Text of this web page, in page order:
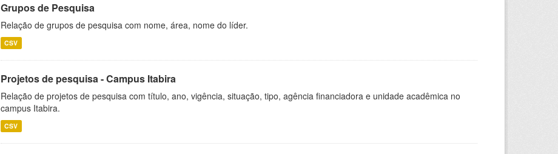
Grupos de Pesquisa
Relação de grupos de pesquisa com nome, área, nome do líder.
CSV
Projetos de pesquisa - Campus Itabira
Relação de projetos de pesquisa com título, ano, vigência, situação, tipo, agência financiadora e unidade acadêmica no
campus Itabira.
CSV